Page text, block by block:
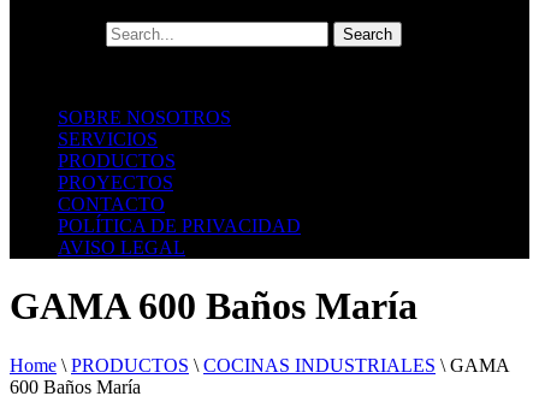
SOBRE NOSOTROS
SERVICIOS
PRODUCTOS
PROYECTOS
CONTACTO
POLÍTICA DE PRIVACIDAD
AVISO LEGAL
GAMA 600 Baños María
Home \ PRODUCTOS \ COCINAS INDUSTRIALES \ GAMA
600 Baños María